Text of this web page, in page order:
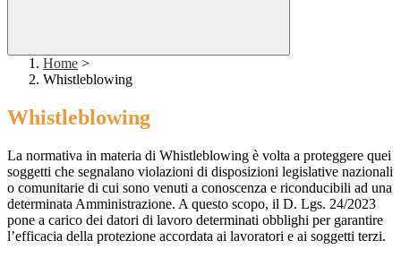
Home >
Whistleblowing
Whistleblowing
La normativa in materia di Whistleblowing è volta a proteggere quei
soggetti che segnalano violazioni di disposizioni legislative nazionali
o comunitarie di cui sono venuti a conoscenza e riconducibili ad una
determinata Amministrazione. A questo scopo, il D. Lgs. 24/2023
pone a carico dei datori di lavoro determinati obblighi per garantire
l’efficacia della protezione accordata ai lavoratori e ai soggetti terzi.